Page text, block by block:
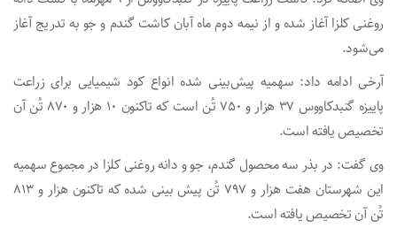
روغنی کلزا آغاز شده و از نیمه دوم ماه آبان کاشت گندم و جو به تدریج آغاز
می‌شود.
آرخی ادامه داد: سهمیه پیش‌بینی شده انواع کود شیمیایی برای زراعت
پاییزه گنبدکاووس ۳۷ هزار و ۷۵۰ تُن است که تاکنون ۱۰ هزار و ۸۷۰ تُن آن
تخصیص یافته است.
وی گفت: در بذر سه محصول گندم، جو و دانه روغنی کلزا در مجموع سهمیه
این شهرستان هفت هزار و ۷۹۷ تُن پیش بینی شده که تاکنون هزار و ۸۱۳
تُن آن تخصیص یافته است.